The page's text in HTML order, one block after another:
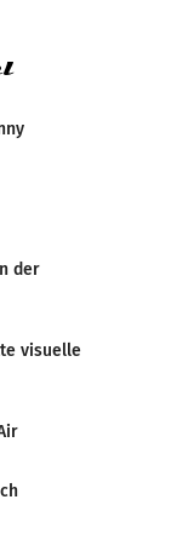
der
visuelle